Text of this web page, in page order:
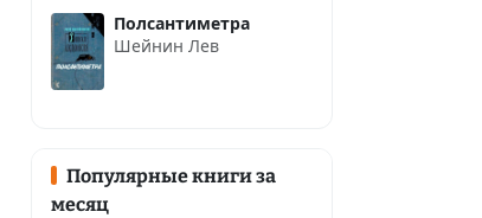
Полсантиметра
Шейнин Лев
Популярные книги за
месяц